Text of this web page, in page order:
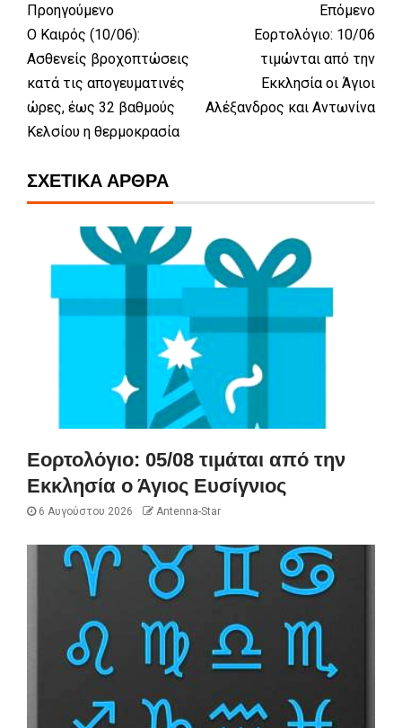
Προηγούμενο
Ο Καιρός (10/06):
Ασθενείς βροχοπτώσεις
κατά τις απογευματινές
ώρες, έως 32 βαθμούς
Κελσίου η θερμοκρασία
Επόμενο
Εορτολόγιο: 10/06
τιμώνται από την
Εκκλησία οι Άγιοι
Αλέξανδρος και Αντωνίνα
ΣΧΕΤΙΚΆ ΆΡΘΡΑ
Εορτολόγιο: 05/08 τιμάται από την
Εκκλησία ο Άγιος Ευσίγνιος
6 Αυγούστου 2026 Antenna-Star